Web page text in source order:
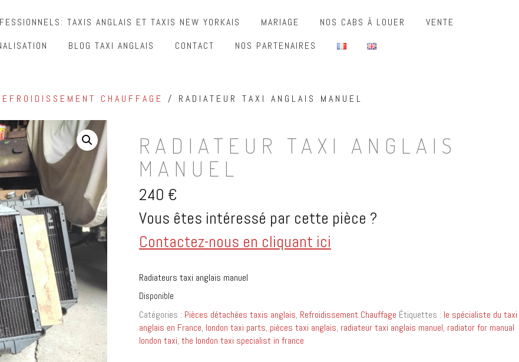
TAXIS ANGLAIS ET TAXIS NEW YORKAIS MARIAGE NOS CABS À LOUER
VENTE
BLOG TAXI ANGLAIS CONTACT NOS PARTENAIRES
CHAUFFAGE / RADIATEUR TAXI ANGLAIS MANUEL
RADIATEUR TAXI ANGLAIS
MANUEL
240 €
Vous êtes intéressé par cette pièce ?
Contactez-nous en cliquant ici
Radiateurs taxi anglais manuel
Disponible
Catégories : Pièces détachées taxis anglais, Refroidissement Chauffage Étiquettes : le spécialiste du taxi
anglais en France, london taxi parts, pièces taxi anglais, radiateur taxi anglais manuel, radiator for manual
london taxi, the london taxi specialist in france